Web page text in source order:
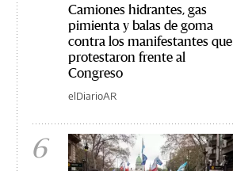
Camiones hidrantes, gas
pimienta y balas de goma
contra los manifestantes que
protestaron frente al
Congreso
elDiarioAR
6